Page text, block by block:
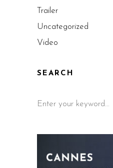
Trailer
Uncategorized
Video
SEARCH
for: